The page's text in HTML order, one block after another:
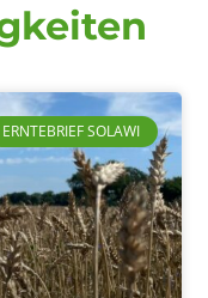
ERNTEBRIEF SOLAWI